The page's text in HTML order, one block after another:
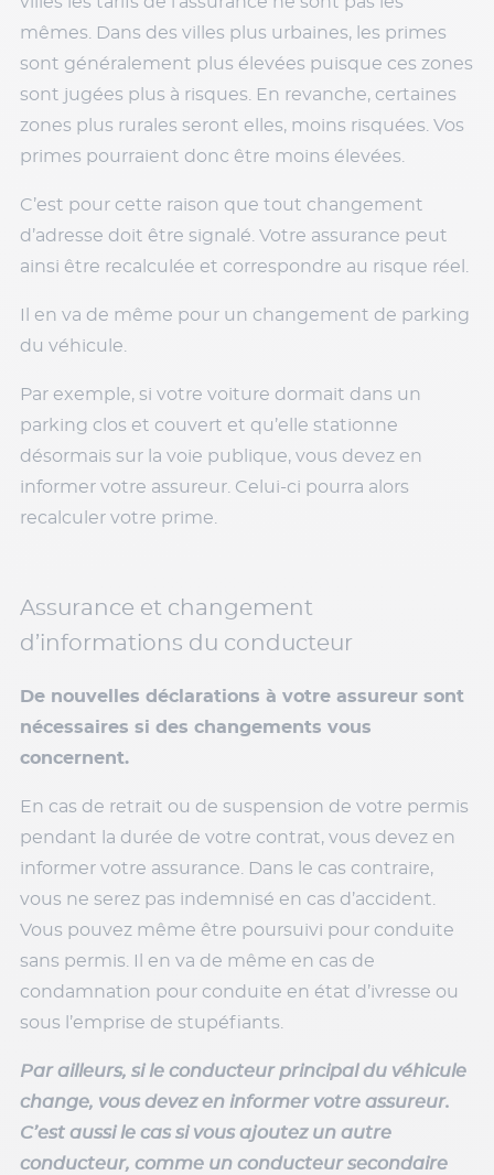
mêmes. Dans des villes plus urbaines, les primes
sont généralement plus élevées puisque ces zones
sont jugées plus à risques. En revanche, certaines
zones plus rurales seront elles, moins risquées. Vos
primes pourraient donc être moins élevées.
C’est pour cette raison que tout changement
d’adresse doit être signalé. Votre assurance peut
ainsi être recalculée et correspondre au risque réel.
Il en va de même pour un changement de parking
du véhicule.
Par exemple, si votre voiture dormait dans un
parking clos et couvert et qu’elle stationne
désormais sur la voie publique, vous devez en
informer votre assureur. Celui-ci pourra alors
recalculer votre prime.
Assurance et changement
d’informations du conducteur
De nouvelles déclarations à votre assureur sont
nécessaires si des changements vous
concernent.
En cas de retrait ou de suspension de votre permis
pendant la durée de votre contrat, vous devez en
informer votre assurance. Dans le cas contraire,
vous ne serez pas indemnisé en cas d’accident.
Vous pouvez même être poursuivi pour conduite
sans permis. Il en va de même en cas de
condamnation pour conduite en état d’ivresse ou
sous l’emprise de stupéfiants.
Par ailleurs, si le conducteur principal du véhicule
change, vous devez en informer votre assureur.
C’est aussi le cas si vous ajoutez un autre
conducteur, comme un conducteur secondaire